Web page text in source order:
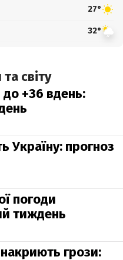
27°
32°
світу
+36 вдень:
Україну: прогноз
погоди
тиждень
грози: